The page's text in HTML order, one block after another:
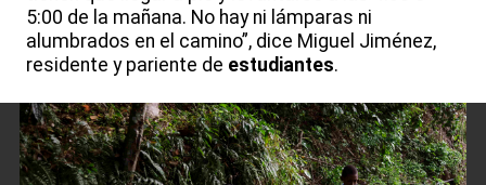
5:00 de la mañana. No hay ni lámparas ni
alumbrados en el camino”, dice Miguel Jiménez,
residente y pariente de estudiantes.